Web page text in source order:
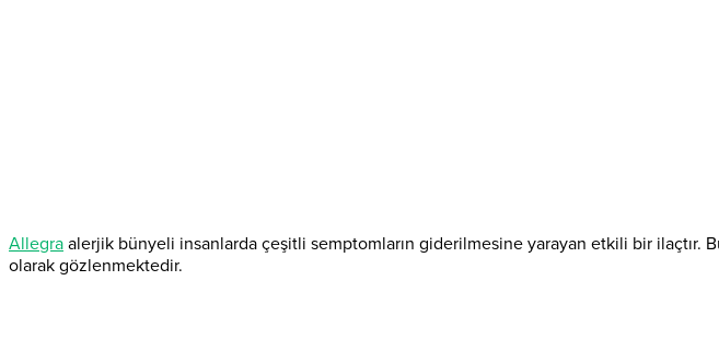
Allegra alerjik bünyeli insanlarda çeşitli semptomların giderilmesine yarayan etkili bir ilaçtır.
olarak gözlenmektedir.